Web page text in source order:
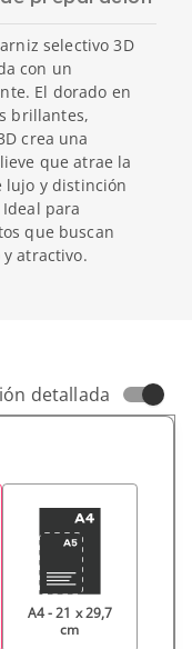
selectivo 3D
con un
El dorado en
brillantes,
crea una
que atrae la
lujo y distinción
para
que buscan
atractivo.
detallada
A4 - 21 x 29,7
cm